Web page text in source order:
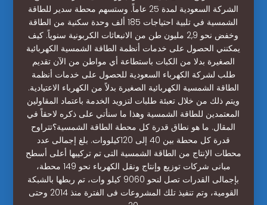
الشركة السعودية لمدة 25 عاماً. وستسهم محطة سدير للطاقة
الشمسية في تلبية احتياجات 185 ألف وحدة سكنية من الطاقة
وخفض نحو 2,9 مليون طن من الانبعاثات الكربونية سنوياً. كيف
يمكنني الحصول على خدمات أنظمة الطاقة الشمسية الكهربائية
الصغيرة بدلا من الكبات باستطاعة أي مواطن من الآن تقديم
طلب لشركة الكهرباء السعودية للحصول على خدمات أنظمة
الطاقة الشمسية الكهربائية الصغيرة بدلاً من الكهرباء الاعتيادية.
ويتم ذلك من خلال تعبئة طلبات لتزويد الخدمة باعتماد المقاولين
المعتمدين للطاقة الشمسية وهذا ما سنأتي على ذكره لاحقاً في
المقال. ما هو نطاق قدرة كل محطة الطاقة الشمسية؟تتراوح
قدرة كل محطة بين 40 إلى 120كيلووات. بلغ إجمالى عدد
محطات الإنتاج من الطاقة الشمسية التى تم تركيبها أعلى أسطح
مبانى شركات توزيع وإنتاج ونقل الكهرباء نحو 149 محطة،
بإجمالى القدرات تصل لنحو 9060 كيلو وات، تم ربطها بالشبكة
القومية، وتم تنفيذ تلك المشروعات فى الفترة منذ 2014 وحتى